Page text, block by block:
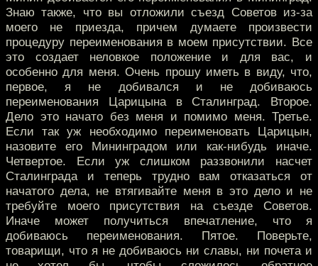
Знаю также, что вы отложили съезд Советов из-за
моего не приезда, причем думаете произвести
процедуру переименования в моем присутствии. Все
это создает неловкое положение и для вас, и
особенно для меня. Очень прошу иметь в виду, что,
первое, я не добивался и не добиваюсь
переименования Царицына в Сталинград. Второе.
Дело это начато без меня и помимо меня. Третье.
Если так уж необходимо переименовать Царицын,
назовите его Мининградом или как-нибудь иначе.
Четвертое. Если уж слишком раззвонили насчет
Сталинграда и теперь трудно вам отказаться от
начатого дела, не втягивайте меня в это дело и не
требуйте моего присутствия на съезде Советов.
Иначе может получиться впечатление, что я
добиваюсь переименования. Пятое. Поверьте,
товарищи, что я не добиваюсь ни славы, ни почета и